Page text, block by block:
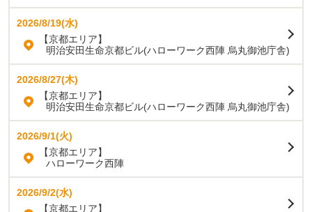
2026/8/19(水)
【京都エリア】
明治安田生命京都ビル(ハローワーク西陣 烏丸御池庁舎)
2026/8/27(木)
【京都エリア】
明治安田生命京都ビル(ハローワーク西陣 烏丸御池庁舎)
2026/9/1(火)
【京都エリア】
ハローワーク西陣
2026/9/2(水)
【京都エリア】